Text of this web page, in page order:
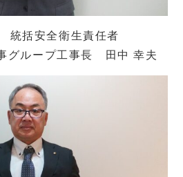
統括安全衛生責任者
グループ工事長 田中 幸夫